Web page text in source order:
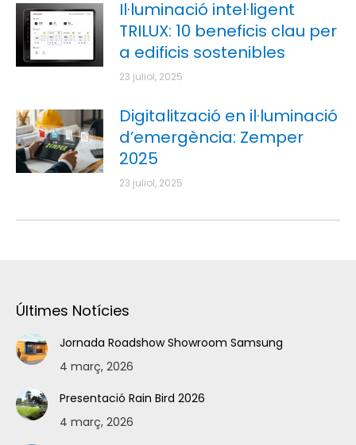
Il·luminació intel·ligent
TRILUX: 10 beneficis clau per
a edificis sostenibles
23 juliol, 2025
Digitalització en il·luminació
d’emergència: Zemper
2025
23 juliol, 2025
Últimes Notícies
Jornada Roadshow Showroom Samsung
4 març, 2026
Presentació Rain Bird 2026
4 març, 2026